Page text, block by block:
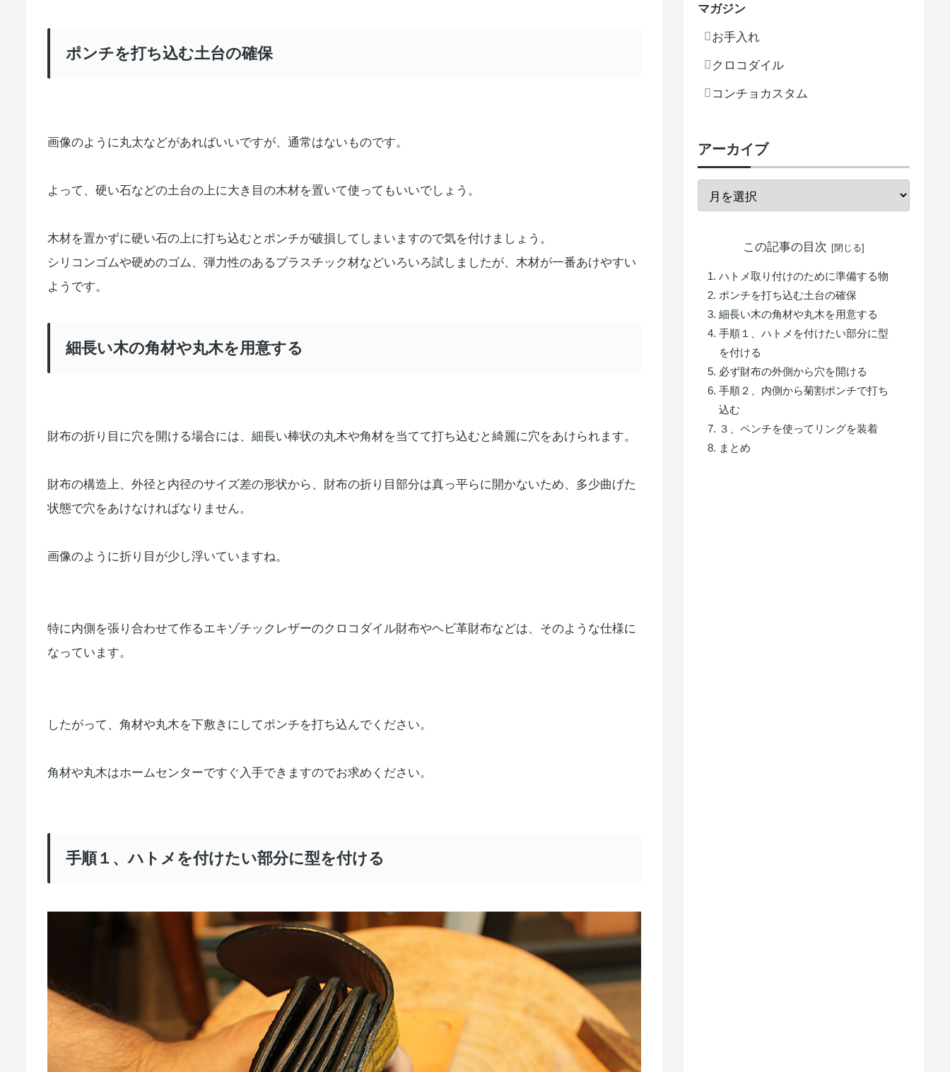
ポンチを打ち込む土台の確保
画像のように丸太などがあればいいですが、通常はないものです。
よって、硬い石などの土台の上に大き目の木材を置いて使ってもいいでしょう。
木材を置かずに硬い石の上に打ち込むとポンチが破損してしまいますので気を付けましょう。
シリコンゴムや硬めのゴム、弾力性のあるプラスチック材などいろいろ試しましたが、木材が一番あけやすい
ようです。
細長い木の角材や丸木を用意する
財布の折り目に穴を開ける場合には、細長い棒状の丸木や角材を当てて打ち込むと綺麗に穴をあけられます。
財布の構造上、外径と内径のサイズ差の形状から、財布の折り目部分は真っ平らに開かないため、多少曲げた
状態で穴をあけなければなりません。
画像のように折り目が少し浮いていますね。
特に内側を張り合わせて作るエキゾチックレザーのクロコダイル財布やヘビ革財布などは、そのような仕様に
なっています。
したがって、角材や丸木を下敷きにしてポンチを打ち込んでください。
角材や丸木はホームセンターですぐ入手できますのでお求めください。
手順１、ハトメを付けたい部分に型を付ける
マガジン
お手入れ
クロコダイル
コンチョカスタム
アーカイブ
この記事の目次
ハトメ取り付けのために準備する物
ポンチを打ち込む土台の確保
細長い木の角材や丸木を用意する
手順１、ハトメを付けたい部分に型
を付ける
必ず財布の外側から穴を開ける
手順２、内側から菊割ポンチで打ち
込む
３、ペンチを使ってリングを装着
まとめ